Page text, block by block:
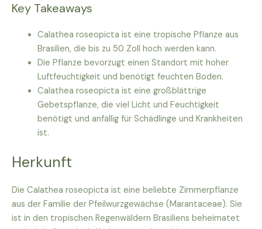
Key Takeaways
Calathea roseopicta ist eine tropische Pflanze aus
Brasilien, die bis zu 50 Zoll hoch werden kann.
Die Pflanze bevorzugt einen Standort mit hoher
Luftfeuchtigkeit und benötigt feuchten Boden.
Calathea roseopicta ist eine großblättrige
Gebetspflanze, die viel Licht und Feuchtigkeit
benötigt und anfällig für Schädlinge und Krankheiten
ist.
Herkunft
Die Calathea roseopicta ist eine beliebte Zimmerpflanze
aus der Familie der Pfeilwurzgewächse (Marantaceae). Sie
ist in den tropischen Regenwäldern Brasiliens beheimatet